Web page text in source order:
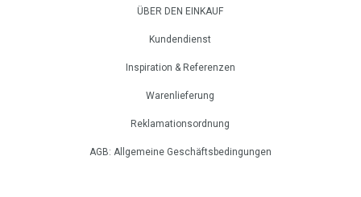
ÜBER DEN EINKAUF
Kundendienst
Inspiration & Referenzen
Warenlieferung
Reklamationsordnung
AGB: Allgemeine Geschäftsbedingungen